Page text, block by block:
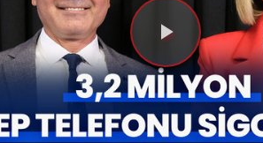
Videoyu
Oynat